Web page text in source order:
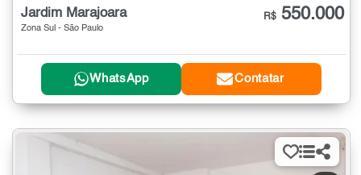
Jardim Marajoara
Zona Sul - São Paulo
R$ 550.000
WhatsApp Contatar